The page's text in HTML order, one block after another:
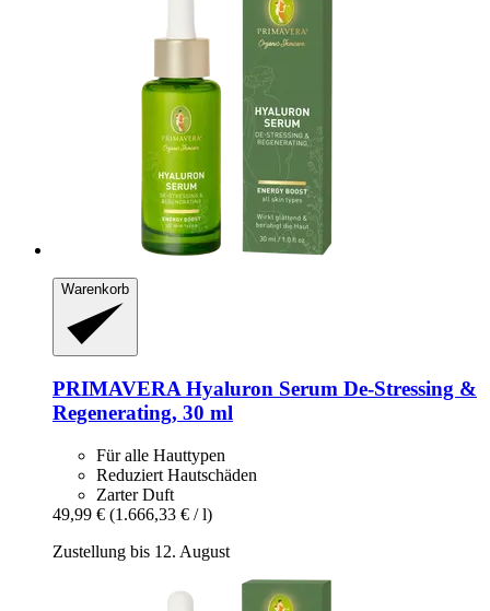
Warenkorb
PRIMAVERA Hyaluron Serum De-​Stressing &
Regenerating, 30 ml
Für alle Hauttypen
Reduziert Hautschäden
Zarter Duft
49,99 € (1.666,33 € / l)
Zustellung bis 12. August